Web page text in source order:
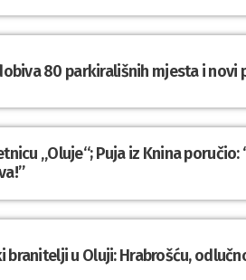
80 parkirališnih mjesta i
„Oluje“; Puja iz Knina
branitelji u Oluji: Hrabrošću,